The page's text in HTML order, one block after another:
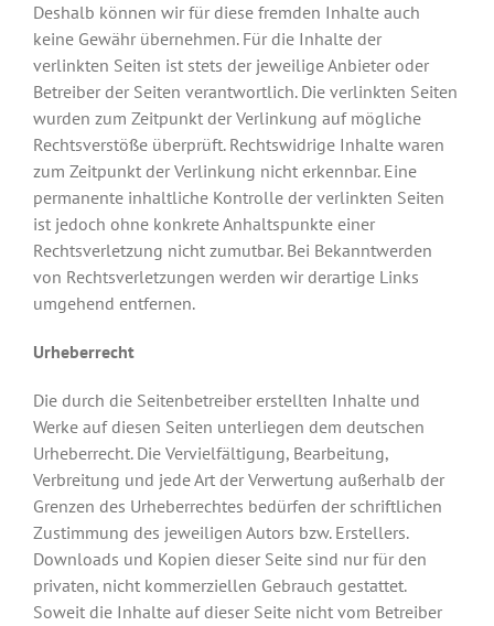
Deshalb können wir für diese fremden Inhalte auch
keine Gewähr übernehmen. Für die Inhalte der
verlinkten Seiten ist stets der jeweilige Anbieter oder
Betreiber der Seiten verantwortlich. Die verlinkten Seiten
wurden zum Zeitpunkt der Verlinkung auf mögliche
Rechtsverstöße überprüft. Rechtswidrige Inhalte waren
zum Zeitpunkt der Verlinkung nicht erkennbar. Eine
permanente inhaltliche Kontrolle der verlinkten Seiten
ist jedoch ohne konkrete Anhaltspunkte einer
Rechtsverletzung nicht zumutbar. Bei Bekanntwerden
von Rechtsverletzungen werden wir derartige Links
umgehend entfernen.
Urheberrecht
Die durch die Seitenbetreiber erstellten Inhalte und
Werke auf diesen Seiten unterliegen dem deutschen
Urheberrecht. Die Vervielfältigung, Bearbeitung,
Verbreitung und jede Art der Verwertung außerhalb der
Grenzen des Urheberrechtes bedürfen der schriftlichen
Zustimmung des jeweiligen Autors bzw. Erstellers.
Downloads und Kopien dieser Seite sind nur für den
privaten, nicht kommerziellen Gebrauch gestattet.
Soweit die Inhalte auf dieser Seite nicht vom Betreiber